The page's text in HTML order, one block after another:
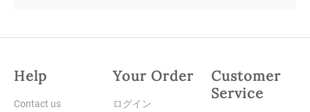
Help
Contact us
Your Order
ログイン
Customer
Service